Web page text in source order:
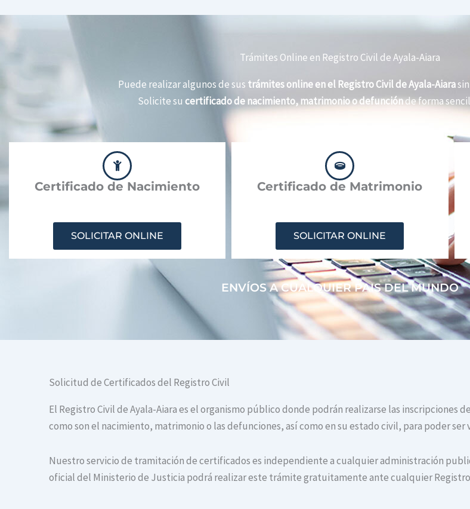
Trámites Online en Registro Civil de Ayala-Aiara
Puede realizar algunos de sus trámites online en el Registro Civil de Ayala-Aiara
Solicite su certificado de nacimiento, matrimonio o defunciónde forma
Certificado de Nacimiento
SOLICITAR ONLINE
Certificado de Matrimonio
SOLICITAR ONLINE
ENVÍOS A CUALQUIER PAIS DEL MUNDO
Solicitud de Certificados del Registro Civil
El Registro Civil de Ayala-Aiara es el organismo público donde podrán realizarse las inscripciones
como son el nacimiento, matrimonio o las defunciones, así como en su estado civil, para poder ser
Nuestro servicio de tramitación de certificados es independiente a cualquier administración
oficial del Ministerio de Justicia podrá realizar este trámite gratuitamente ante cualquier Registro